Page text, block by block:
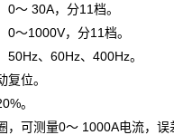
～ 30A，分11档。
～1000V，分11档。
、60Hz、400Hz。
位。
。
可测量0～ 1000A电流，误